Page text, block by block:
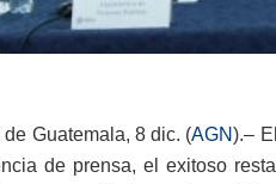
Guatemala, 8 dic. (AGN).–
de prensa, el exitoso